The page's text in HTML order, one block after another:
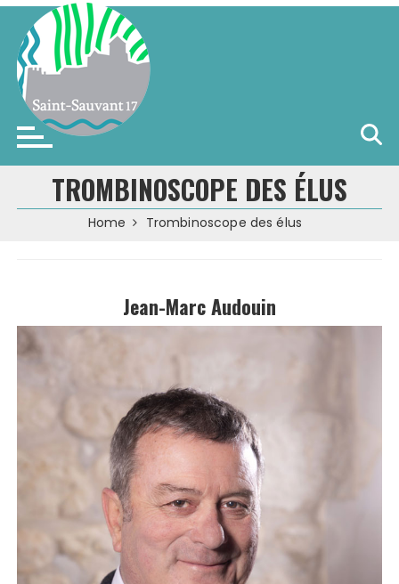
Skip
content
Saint-Sauvant (17)
TROMBINOSCOPE DES ÉLUS
Home Trombinoscope des élus
Jean-Marc Audouin